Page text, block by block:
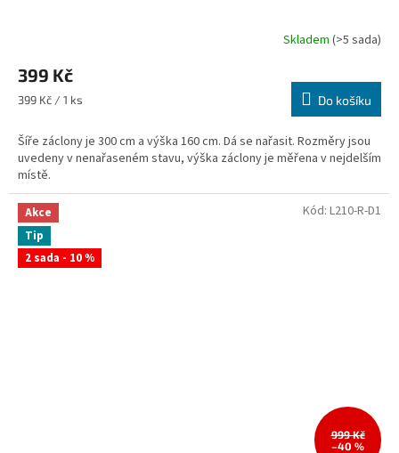
Skladem (>5 sada)
399 Kč
Měrná
399 Kč / 1 ks Do košíku
Šíře záclony je 300 cm a výška 160 cm. Dá se nařasit. Rozměry jsou
uvedeny v nenařaseném stavu, výška záclony je měřena v nejdelším
místě.
Akce
Tip
2 sada - 10 %
999 Kč
–40 %
Kód: L210-R-D1